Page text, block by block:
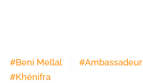
#Beni Mellal #Ambassadeur
#Khénifra